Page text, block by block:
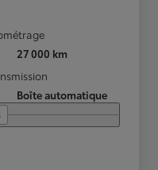
27 000 km
Boîte automatique